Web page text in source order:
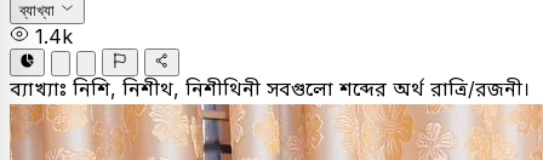
ব্যাখ্যা
1.4k
ব্যাখ্যাঃ নিশি, নিশীথ, নিশীথিনী সবগুলো শব্দের অর্থ রাত্রি/রজনী।